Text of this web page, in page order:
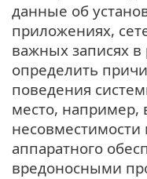
данные об
приложениях,
важных записях в
определить
поведения
место, например,
аппаратного
вредоносными